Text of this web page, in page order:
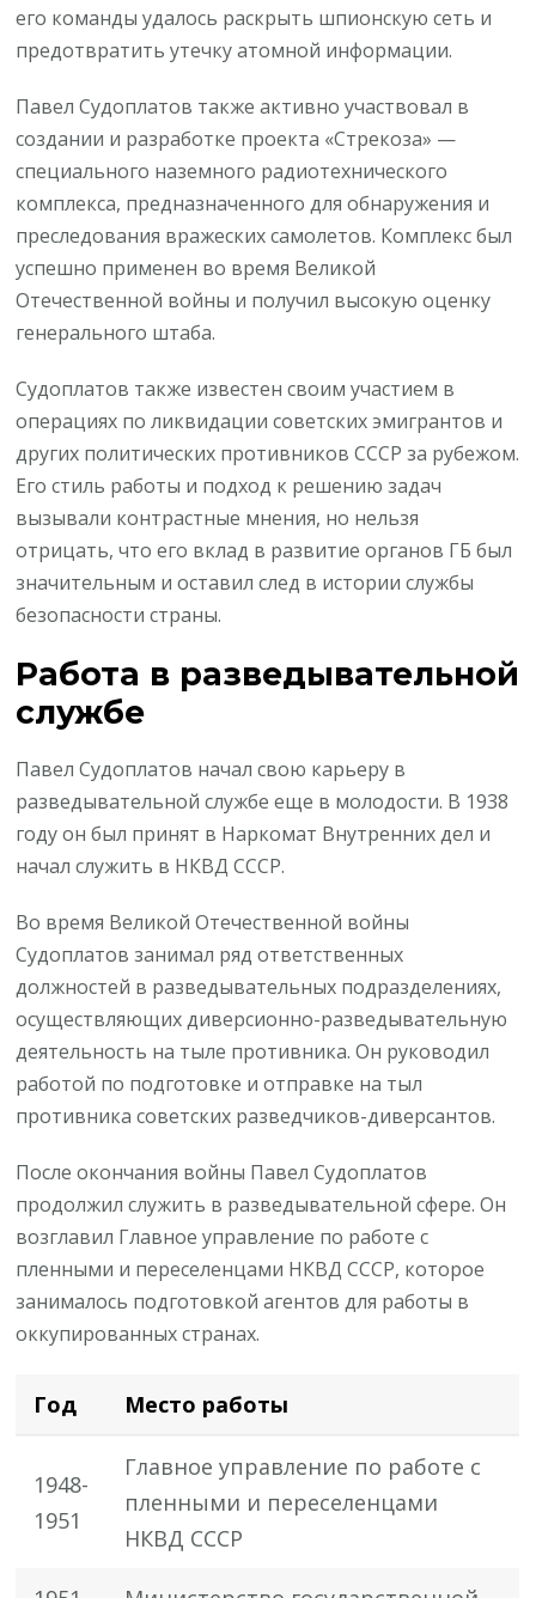
его команды удалось раскрыть шпионскую сеть и
предотвратить утечку атомной информации.
Павел Судоплатов также активно участвовал в
создании и разработке проекта «Стрекоза» —
специального наземного радиотехнического
комплекса, предназначенного для обнаружения и
преследования вражеских самолетов. Комплекс был
успешно применен во время Великой
Отечественной войны и получил высокую оценку
генерального штаба.
Судоплатов также известен своим участием в
операциях по ликвидации советских эмигрантов и
других политических противников СССР за рубежом.
Его стиль работы и подход к решению задач
вызывали контрастные мнения, но нельзя
отрицать, что его вклад в развитие органов ГБ был
значительным и оставил след в истории службы
безопасности страны.
Работа в разведывательной
службе
Павел Судоплатов начал свою карьеру в
разведывательной службе еще в молодости. В 1938
году он был принят в Наркомат Внутренних дел и
начал служить в НКВД СССР.
Во время Великой Отечественной войны
Судоплатов занимал ряд ответственных
должностей в разведывательных подразделениях,
осуществляющих диверсионно-разведывательную
деятельность на тыле противника. Он руководил
работой по подготовке и отправке на тыл
противника советских разведчиков-диверсантов.
После окончания войны Павел Судоплатов
продолжил служить в разведывательной сфере. Он
возглавил Главное управление по работе с
пленными и переселенцами НКВД СССР, которое
занималось подготовкой агентов для работы в
оккупированных странах.
Год Место работы
1948-
1951
Главное управление по работе с
пленными и переселенцами
НКВД СССР